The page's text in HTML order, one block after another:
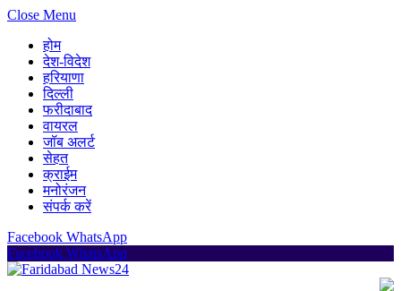
Close Menu
होम
देश-विदेश
हरियाणा
दिल्ली
फरीदाबाद
वायरल
जॉब अलर्ट
सेहत
क्राईम
मनोरंजन
संपर्क करें
Facebook WhatsApp
Facebook WhatsApp